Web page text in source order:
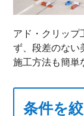
アド・クリップ
ず、段差のない
施工方法も簡単
条件を